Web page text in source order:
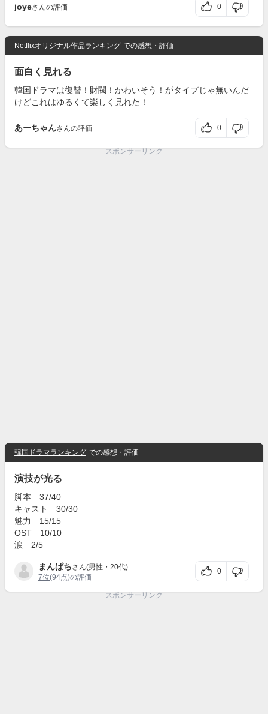
joyeさんの評価 0
Netflixオリジナル作品ランキング での感想・評価
面白く見れる
韓国ドラマは復讐！財閥！かわいそう！がタイプじゃ無いんだ
けどこれはゆるくて楽しく見れた！
あーちゃんさんの評価 0
スポンサーリンク
韓国ドラマランキング での感想・評価
演技が光る
脚本 37/40
キャスト 30/30
魅力 15/15
OST 10/10
涙 2/5
まんぱちさん(男性・20代)
7位(94点)の評価
0
スポンサーリンク